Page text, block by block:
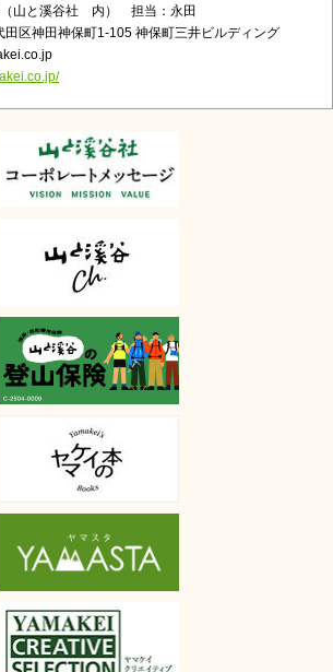
（山と溪谷社 内） 担当：永田
区神田神保町1-105 神保町三井ビルディング